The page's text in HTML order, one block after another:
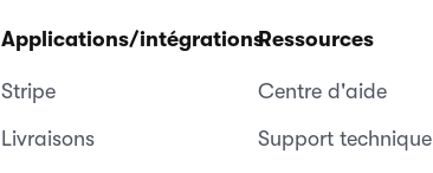
Applications/intégrations
Stripe
Livraisons
Ressources
Centre d'aide
Support technique